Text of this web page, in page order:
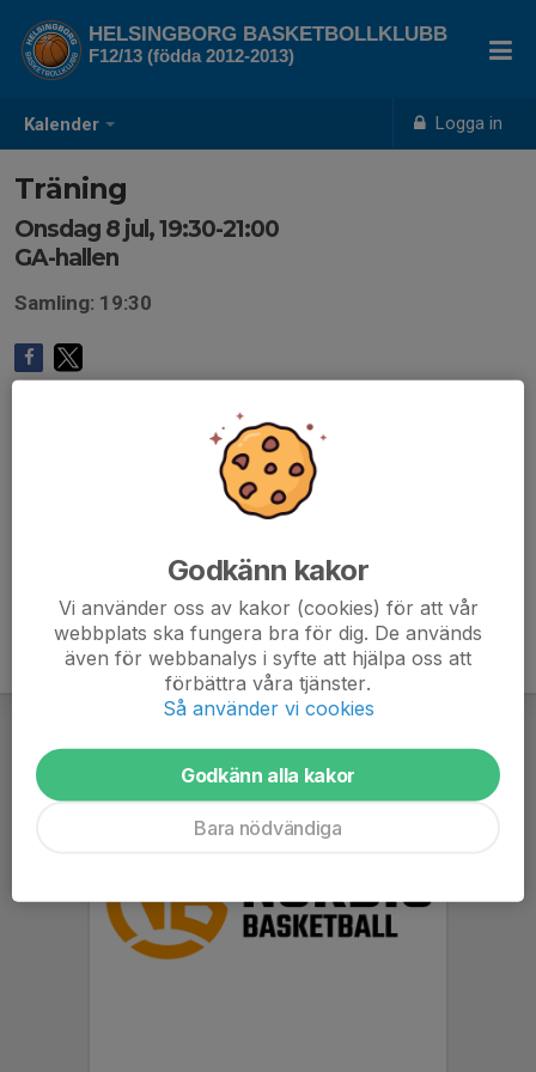
Kalender Logga in
HELSINGBORG BASKETBOLLKLUBB
F12/13 (födda 2012-2013)
Träning
Onsdag 8 jul, 19:30-21:00
GA-hallen
Samling: 19:30
Godkänn kakor
Vi använder oss av kakor (cookies) för att vår
webbplats ska fungera bra för dig. De används
även för webbanalys i syfte att hjälpa oss att
förbättra våra tjänster.
Så använder vi cookies
Godkänn alla kakor
Bara nödvändiga